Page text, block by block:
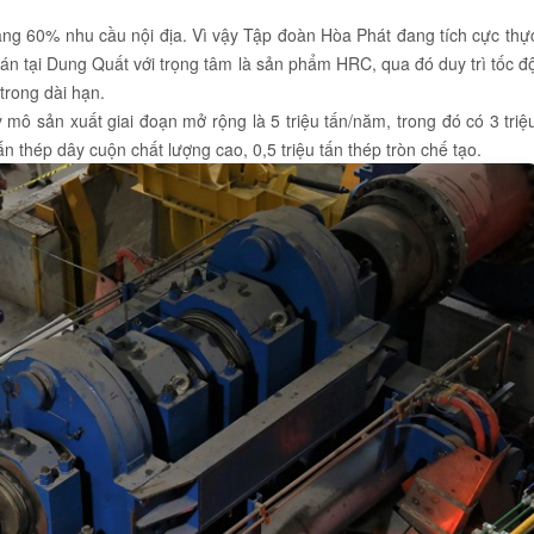
60% nhu cầu nội địa. Vì vậy Tập đoàn Hòa Phát đang tích cực
tại Dung Quất với trọng tâm là sản phẩm HRC, qua đó duy trì tốc
dài hạn.
sản xuất giai đoạn mở rộng là 5 triệu tấn/năm, trong đó có 3
thép dây cuộn chất lượng cao, 0,5 triệu tấn thép tròn chế tạo.